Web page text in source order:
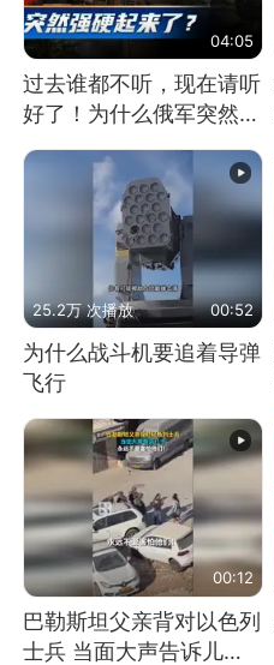
04:05
过去谁都不听，现在请听
好了！为什么俄军突然强
硬起来了？
25.2万 次播放 00:52
为什么战斗机要追着导弹
飞行
00:12
巴勒斯坦父亲背对以色列
士兵 当面大声告诉儿